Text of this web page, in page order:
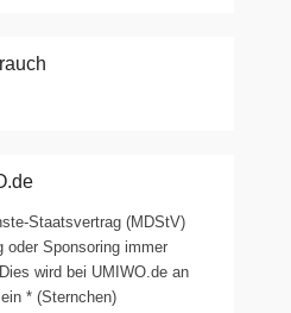
Staatsvertrag (MDStV)
oder Sponsoring immer
wird bei UMIWO.de an
* (Sternchen)